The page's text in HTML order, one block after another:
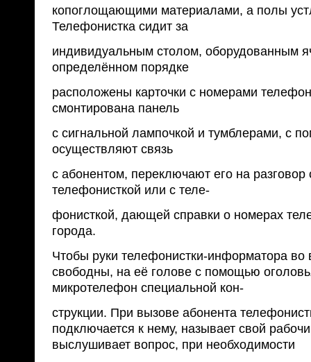
копоглощающими материалами, а полы
Телефонистка сидит за
индивидуальным столом, оборудованным
определённом порядке
расположены карточки с номерами
смонтирована панель
с сигнальной лампочкой и тумблерами, с
осуществляют связь
с абонентом, переключают его на разговор
телефонисткой или с теле-
фонисткой, дающей справки о номерах
города.
Чтобы руки телефонистки-информатора
свободны, на её голове с помощью
микротелефон специальной кон-
струкции. При вызове абонента
подключается к нему, называет свой
выслушивает вопрос, при необходимости